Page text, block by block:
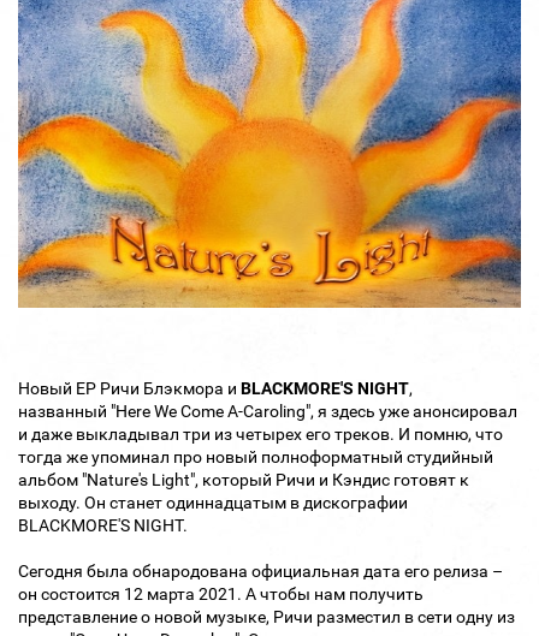
Новый ЕР Ричи Блэкмора и BLACKMORE'S NIGHT,
названный "Here We Come A-Caroling", я здесь уже анонсировал
и даже выкладывал три из четырех его треков. И помню, что
тогда же упоминал про новый полноформатный студийный
альбом "Nature's Light", который Ричи и Кэндис готовят к
выходу. Он станет одиннадцатым в дискографии
BLACKMORE'S NIGHT.
Сегодня была обнародована официальная дата его релиза –
он состоится 12 марта 2021. А чтобы нам получить
представление о новой музыке, Ричи разместил в сети одну из